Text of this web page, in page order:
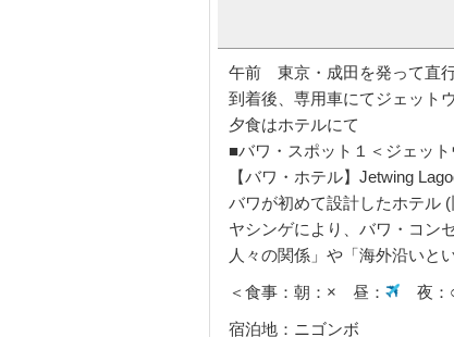
午前 東京・成田を発って直
到着後、専用車にてジェット
夕食はホテルにて
■バワ・スポット１＜ジェッ
【バワ・ホテル】Jetwing
ヤシンゲにより、バワ・コン
人々の関係」や「海外沿いと